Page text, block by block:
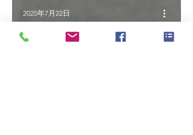
2025年7月22日